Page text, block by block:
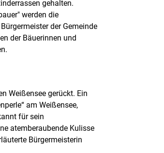
gehalten.
werden die
der Gemeinde
der Bäuerinnen und
Weißensee gerückt. Ein
am Weißensee,
für sein
atemberaubende Kulisse
Bürgermeisterin